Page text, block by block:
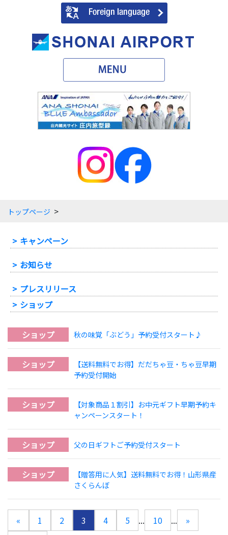
トップページ >
キャンペーン
お知らせ
プレスリリース
ショップ
ショップ 秋の味覚「ぶどう」予約受付スタート♪
ショップ
【送料無料でお得】だだちゃ豆・ちゃ豆早期
予約受付開始
ショップ
【対象商品１割引】お中元ギフト早期予約キ
ャンペーンスタート！
ショップ 父の日ギフトご予約受付スタート
ショップ
【贈答用に人気】送料無料でお得！山形県産
さくらんぼ
« 1 2 3 4 5 ... 10 ...
»